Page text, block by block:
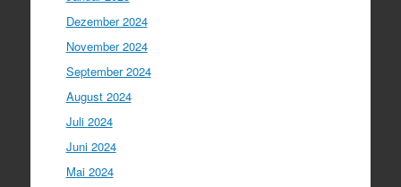
Dezember 2024
November 2024
September 2024
August 2024
Juli 2024
Juni 2024
Mai 2024